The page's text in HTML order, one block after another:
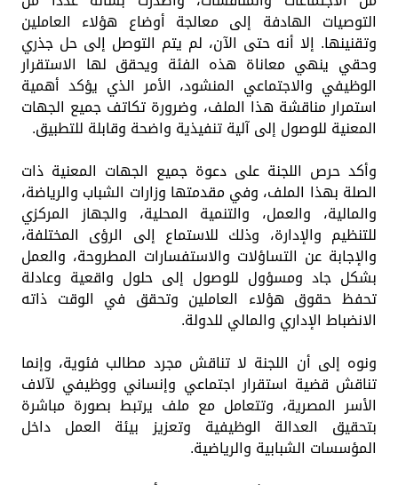
التوصيات الهادفة إلى معالجة أوضاع هؤلاء العاملين
وتقنينها. إلا أنه حتى الآن، لم يتم التوصل إلى حل جذري
وحقي ينهي معاناة هذه الفئة ويحقق لها الاستقرار
الوظيفي والاجتماعي المنشود، الأمر الذي يؤكد أهمية
استمرار مناقشة هذا الملف، وضرورة تكاتف جميع الجهات
المعنية للوصول إلى آلية تنفيذية واضحة وقابلة للتطبيق.
وأكد حرص اللجنة على دعوة جميع الجهات المعنية ذات
الصلة بهذا الملف، وفي مقدمتها وزارات الشباب والرياضة،
والمالية، والعمل، والتنمية المحلية، والجهاز المركزي
للتنظيم والإدارة، وذلك للاستماع إلى الرؤى المختلفة،
والإجابة عن التساؤلات والاستفسارات المطروحة، والعمل
بشكل جاد ومسؤول للوصول إلى حلول واقعية وعادلة
تحفظ حقوق هؤلاء العاملين وتحقق في الوقت ذاته
الانضباط الإداري والمالي للدولة.
ونوه إلى أن اللجنة لا تناقش مجرد مطالب فئوية، وإنما
تناقش قضية استقرار اجتماعي وإنساني ووظيفي لآلاف
الأسر المصرية، وتتعامل مع ملف يرتبط بصورة مباشرة
بتحقيق العدالة الوظيفية وتعزيز بيئة العمل داخل
المؤسسات الشبابية والرياضية.